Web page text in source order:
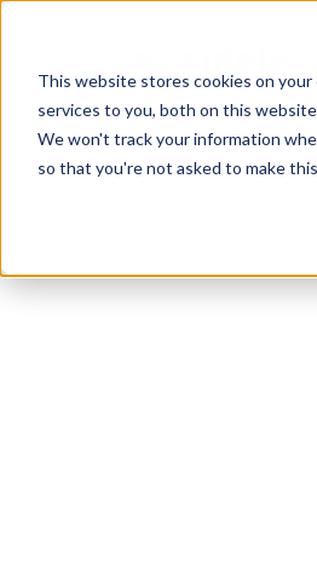
This website stores cookies on
services to you, both on this
We won't track your information
so that you're not asked to make